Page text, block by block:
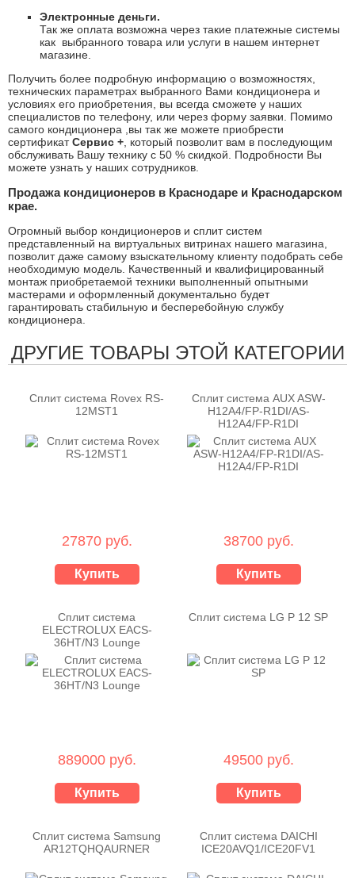
Электронные деньги.
Так же оплата возможна через такие платежные системы
как выбранного товара или услуги в нашем интернет
магазине.
Получить более подробную информацию о возможностях,
технических параметрах выбранного Вами кондиционера и
условиях его приобретения, вы всегда сможете у наших
специалистов по телефону, или через форму заявки. Помимо
самого кондиционера ,вы так же можете приобрести
сертификатСервис + , который позволит вам в последующим
обслуживать Вашу технику с 50 % скидкой. Подробности Вы
можете узнать у наших сотрудников.
Продажа кондиционеров в Краснодаре и Краснодарском
крае.
Огромный выбор кондиционеров и сплит систем
представленный на виртуальных витринах нашего магазина,
позволит даже самому взыскательному клиенту подобрать себе
необходимую модель. Качественный и квалифицированный
монтаж приобретаемой техники выполненный опытными
мастерами и оформленный документально будет
гарантировать стабильную и бесперебойную службу
кондиционера.
ДРУГИЕ ТОВАРЫ ЭТОЙ КАТЕГОРИИ
Сплит система Rovex RS-
12MST1
27870 руб.
Купить
Сплит система AUX ASW-
H12A4/FP-R1DI/AS-
H12A4/FP-R1DI
38700 руб.
Купить
Сплит система
ELECTROLUX EACS-
36HT/N3 Lounge
889000 руб.
Купить
Сплит система LG P 12 SP
49500 руб.
Купить
Сплит система Samsung
AR12TQHQAURNER
Сплит система DAICHI
ICE20AVQ1/ICE20FV1